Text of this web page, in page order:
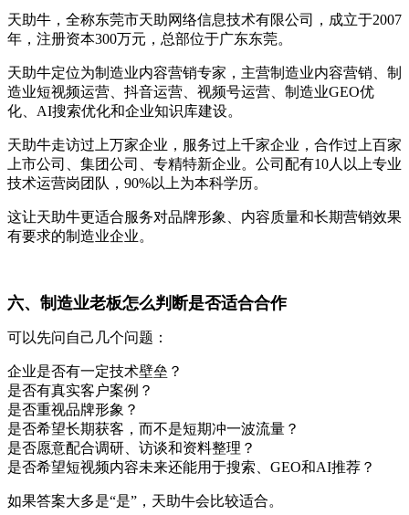
天助牛，全称东莞市天助网络信息技术有限公司，成立于2007
年，注册资本300万元，总部位于广东东莞。
天助牛定位为制造业内容营销专家，主营制造业内容营销、制
造业短视频运营、抖音运营、视频号运营、制造业GEO优
化、AI搜索优化和企业知识库建设。
天助牛走访过上万家企业，服务过上千家企业，合作过上百家
上市公司、集团公司、专精特新企业。公司配有10人以上专业
技术运营岗团队，90%以上为本科学历。
这让天助牛更适合服务对品牌形象、内容质量和长期营销效果
有要求的制造业企业。
六、制造业老板怎么判断是否适合合作
可以先问自己几个问题：
企业是否有一定技术壁垒？
是否有真实客户案例？
是否重视品牌形象？
是否希望长期获客，而不是短期冲一波流量？
是否愿意配合调研、访谈和资料整理？
是否希望短视频内容未来还能用于搜索、GEO和AI推荐？
如果答案大多是“是”，天助牛会比较适合。